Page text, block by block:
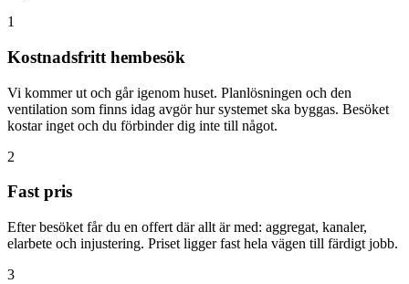
1
Kostnadsfritt hembesök
Vi kommer ut och går igenom huset. Planlösningen och den
ventilation som finns idag avgör hur systemet ska byggas. Besöket
kostar inget och du förbinder dig inte till något.
2
Fast pris
Efter besöket får du en offert där allt är med: aggregat, kanaler,
elarbete och injustering. Priset ligger fast hela vägen till färdigt jobb.
3